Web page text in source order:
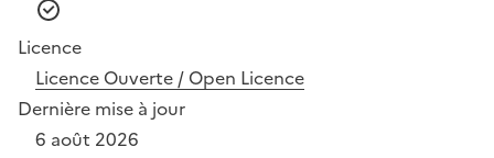
Licence
Licence Ouverte / Open Licence
Dernière mise à jour
6 août 2026